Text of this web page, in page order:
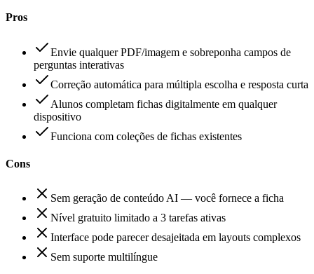
Pros
Envie qualquer PDF/imagem e sobreponha campos de
perguntas interativas
Correção automática para múltipla escolha e resposta curta
Alunos completam fichas digitalmente em qualquer
dispositivo
Funciona com coleções de fichas existentes
Cons
Sem geração de conteúdo AI — você fornece a ficha
Nível gratuito limitado a 3 tarefas ativas
Interface pode parecer desajeitada em layouts complexos
Sem suporte multilíngue